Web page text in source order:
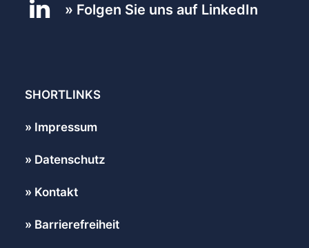
Folgen Sie uns auf LinkedIn
SHORTLINKS
Impressum
Datenschutz
Kontakt
Barrierefreiheit